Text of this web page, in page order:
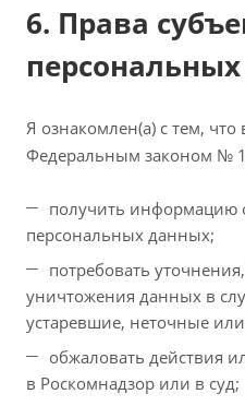
6. Права
Я ознакомлен(а) с тем, что
Федеральным законом №
получить информацию
персональных данных;
потребовать
уничтожения данных в
устаревшие, неточные
обжаловать действия
в Роскомнадзор или в суд;